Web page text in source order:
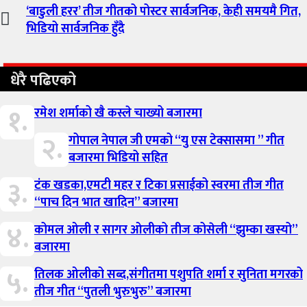
‘बाडुली हरर’ तीज गीतको पोस्टर सार्वजनिक, केही समयमै गित,
भिडियो सार्वजनिक हुँदै
धेरै पढिएको
१. रमेश शर्माको खै कस्ले चाख्यो बजारमा
२. गोपाल नेपाल जी एमको “यु एस टेक्सासमा ” गीत
बजारमा भिडियो सहित
३. टंक खडका,एमटी महर र टिका प्रसाईको स्वरमा तीज गीत
“पाच दिन भात खादिन” बजारमा
४. कोमल ओली र सागर ओलीको तीज कोसेली “झुम्का खस्यो”
बजारमा
५. तिलक ओलीको सब्द,संगीतमा पशुपति शर्मा र सुनिता मगरको
तीज गीत “पुतली भुरुभुरु” बजारमा